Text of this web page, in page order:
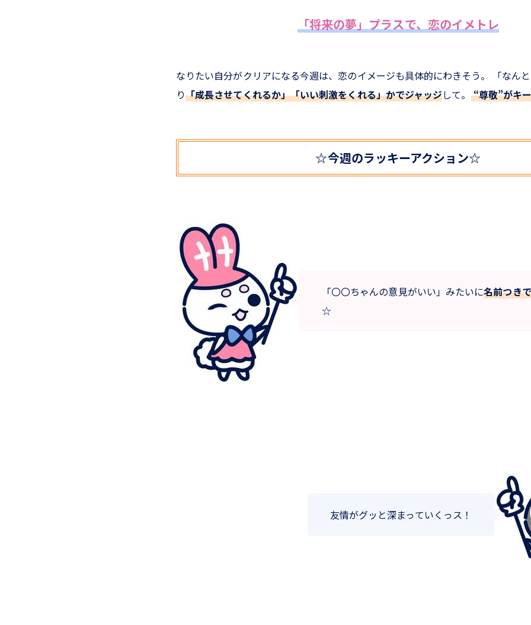
「将来の夢」プラスで、恋のイメトレ
なりたい自分がクリアになる今週は、恋のイメージも具体的にわきそう。 「なん
り「成長させてくれるか」「いい刺激をくれる」かでジャッジして。 “尊敬”がキ
☆今週のラッキーアクション☆
「〇〇ちゃんの意見がいい」みたいに名前つき
☆
友情がグッと深まっていくっス！